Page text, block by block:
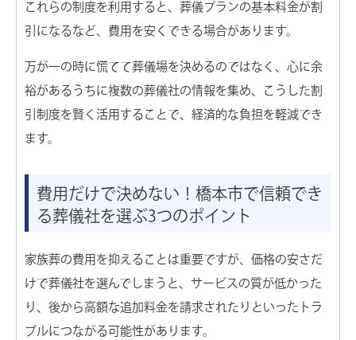
これらの制度を利用すると、葬儀プランの基本料金が割
引になるなど、費用を安くできる場合があります。
万が一の時に慌てて葬儀場を決めるのではなく、心に余
裕があるうちに複数の葬儀社の情報を集め、こうした割
引制度を賢く活用することで、経済的な負担を軽減でき
ます。
費用だけで決めない！橋本市で信頼でき
る葬儀社を選ぶ3つのポイント
家族葬の費用を抑えることは重要ですが、価格の安さだ
けで葬儀社を選んでしまうと、サービスの質が低かった
り、後から高額な追加料金を請求されたりといったトラ
ブルにつながる可能性があります。